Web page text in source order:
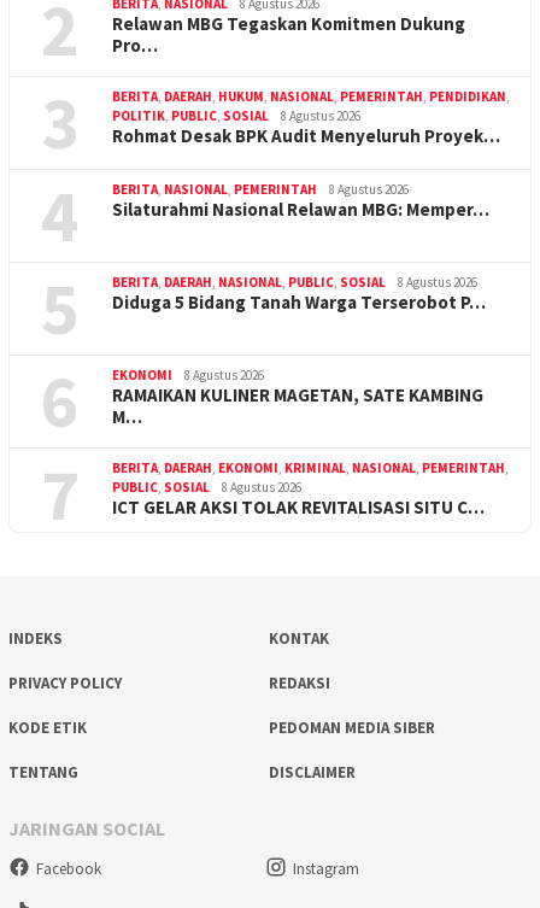
2
Relawan MBG Tegaskan Komitmen Dukung
Pro…
3 BERITA DAERAH HUKUM NASIONAL PEMERINTAH PENDIDIKAN
POLITIK PUBLIC SOSIAL 8 Agustus 2026
Rohmat Desak BPK Audit Menyeluruh Proyek…
4 BERITA NASIONAL PEMERINTAH 8 Agustus 2026
Silaturahmi Nasional Relawan MBG: Memper…
5 BERITA DAERAH NASIONAL PUBLIC SOSIAL 8 Agustus 2026
Diduga 5 Bidang Tanah Warga Terserobot P…
6 EKONOMI 8 Agustus 2026
RAMAIKAN KULINER MAGETAN, SATE KAMBING
M…
7 BERITA DAERAH EKONOMI KRIMINAL NASIONAL PEMERINTAH
PUBLIC SOSIAL 8 Agustus 2026
ICT GELAR AKSI TOLAK REVITALISASI SITU C…
INDEKS KONTAK
PRIVACY POLICY REDAKSI
KODE ETIK PEDOMAN MEDIA SIBER
TENTANG DISCLAIMER
JARINGAN SOCIAL
Facebook Instagram